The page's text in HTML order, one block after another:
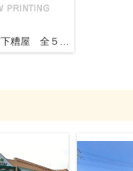
伊勢原市下糟屋 全５棟 新築住宅